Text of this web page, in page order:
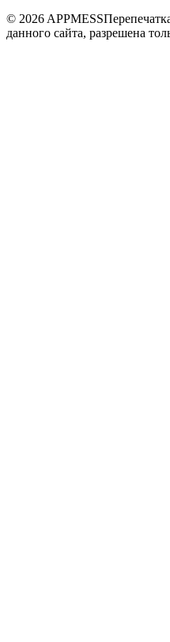
© 2026 APPMESS
данного сайта, разрешена